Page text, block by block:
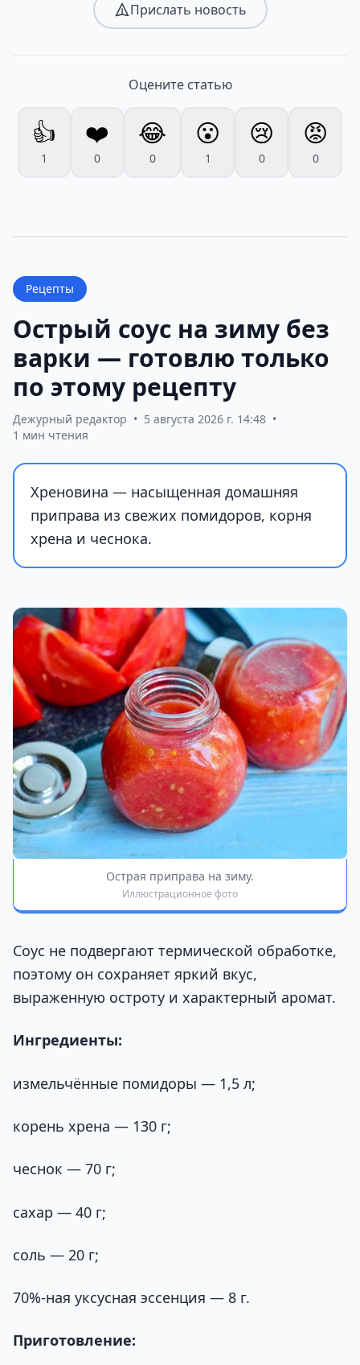
Прислать новость
Оцените статью
👍
1
❤️
0
😂
0
😮
1
😢
0
😡
0
Рецепты
Острый соус на зиму без
варки — готовлю только
по этому рецепту
Дежурный редактор • 5 августа 2026 г. 14:48 •
1 мин чтения
Хреновина — насыщенная домашняя
приправа из свежих помидоров, корня
хрена и чеснока.
Острая приправа на зиму.
Иллюстрационное фото
Соус не подвергают термической обработке,
поэтому он сохраняет яркий вкус,
выраженную остроту и характерный аромат.
Ингредиенты:
измельчённые помидоры — 1,5 л;
корень хрена — 130 г;
чеснок — 70 г;
сахар — 40 г;
соль — 20 г;
70%-ная уксусная эссенция — 8 г.
Приготовление: